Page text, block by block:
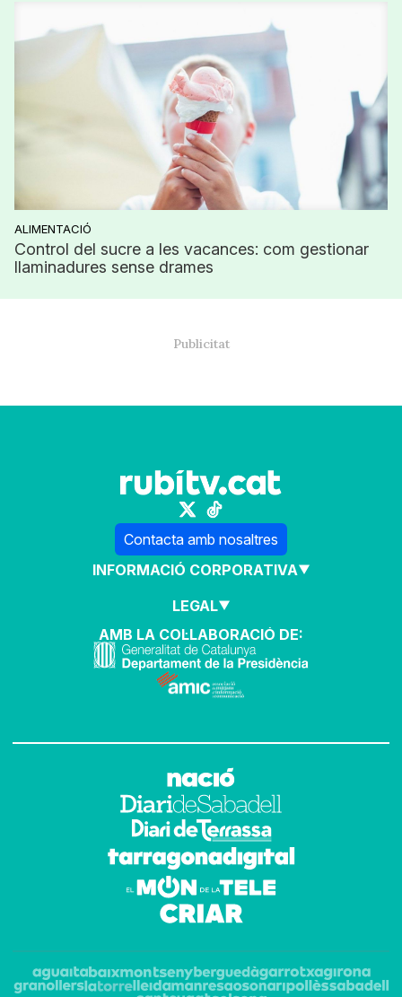
ALIMENTACIÓ
Control del sucre a les vacances: com gestionar
llaminadures sense drames
Contacta amb nosaltres
INFORMACIÓ CORPORATIVA
LEGAL
AMB LA COL·LABORACIÓ DE: